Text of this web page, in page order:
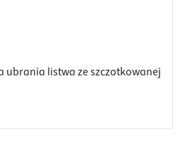
ubrania listwa ze szczotkowanej